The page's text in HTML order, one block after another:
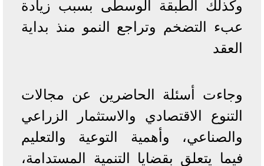
وكذلك الطبقة الوسطى بسبب زيادة
عبء التضخم وتراجع النمو منذ بداية
العقد
وجاءت أسئلة الحاضرين عن مجالات
التنوع الاقتصادي والاستثمار الزراعي
والصناعي، وأهمية التوعية والتعليم
فيما يتعلق بقضايا التنمية المستدامة،